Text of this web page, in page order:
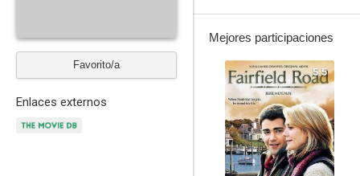
Favorito/a
Enlaces externos
Mejores participaciones
5.5